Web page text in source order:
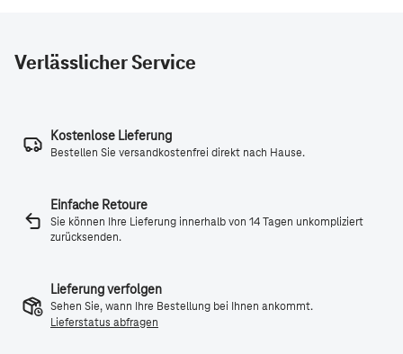
Verlässlicher Service
Kostenlose Lieferung
Bestellen Sie versandkostenfrei direkt nach Hause.
Einfache Retoure
Sie können Ihre Lieferung innerhalb von 14 Tagen unkompliziert
zurücksenden.
Lieferung verfolgen
Sehen Sie, wann Ihre Bestellung bei Ihnen ankommt.
Lieferstatus abfragen